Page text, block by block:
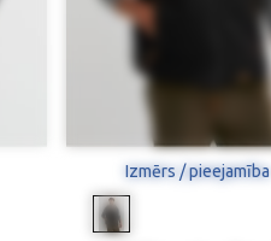
Izmērs / pieejamība